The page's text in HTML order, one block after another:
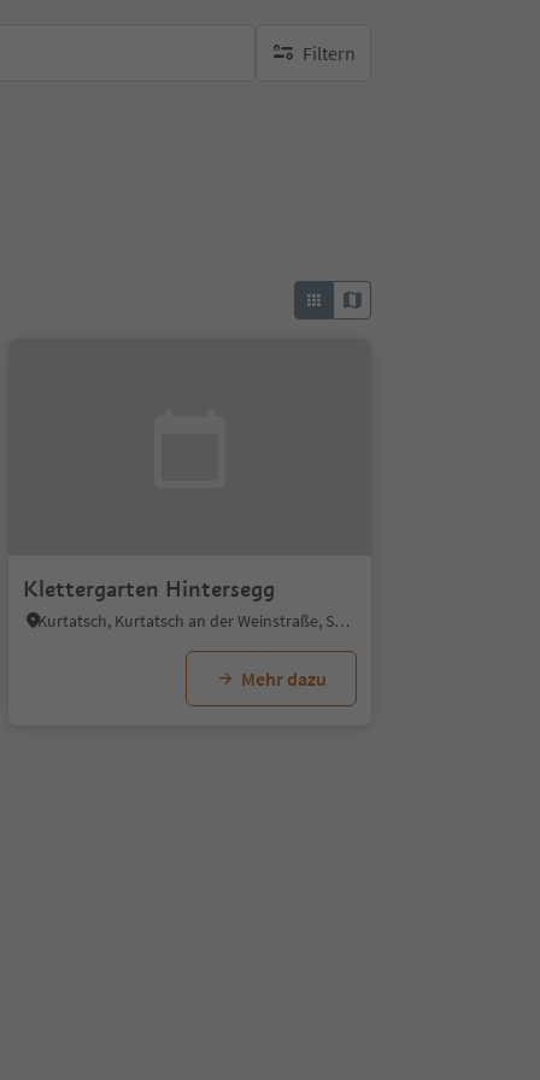
Filtern
keine aktiven Filte
Klettergarten Hintersegg
Kurtatsch, Kurtatsch an der Weinstraße, Südtiroler Weinstraße
Mehr dazu